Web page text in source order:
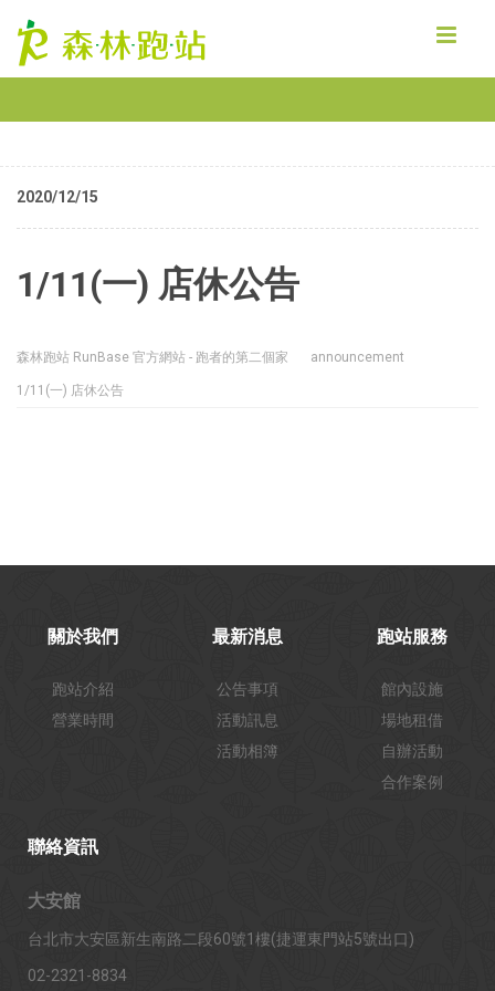
2020/12/15
1/11(一) 店休公告
森林跑站 RunBase 官方網站 - 跑者的第二個家 announcement
1/11(一) 店休公告
關於我們
跑站介紹
營業時間
最新消息
公告事項
活動訊息
活動相簿
跑站服務
館內設施
場地租借
自辦活動
合作案例
聯絡資訊
大安館
台北市大安區新生南路二段60號1樓(捷運東門站5號出口)
02-2321-8834